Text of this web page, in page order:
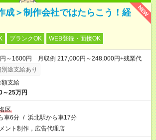
NEW
成＞制作会社ではたらこう！経
ブランクOK WEB登録・面接OK
～1600円 月収例 217,000円～248,000円+残業代
途支給あり
額支給
～25万円
区
車6分 / 浜北駅から車17分
ント制作，広告代理店